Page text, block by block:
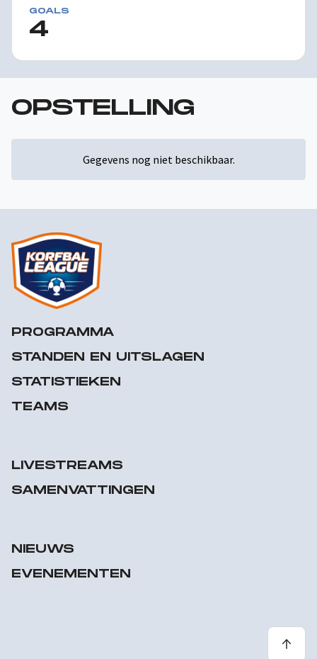
GOALS
4
OPSTELLING
Gegevens nog niet beschikbaar.
PROGRAMMA
STANDEN EN UITSLAGEN
STATISTIEKEN
TEAMS
LIVESTREAMS
SAMENVATTINGEN
NIEUWS
EVENEMENTEN